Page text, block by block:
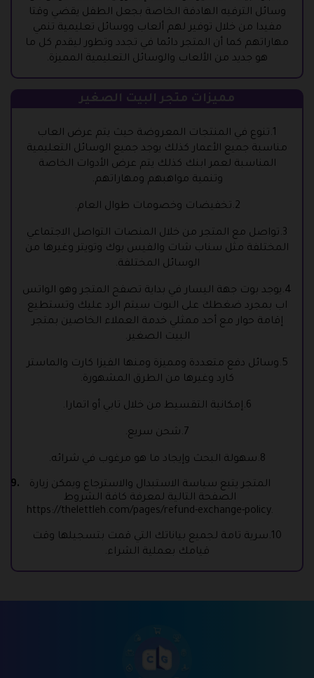
وسائل الترفيه الهادفة الخاصة بجعل الطفل يقضي وقتا
مفيدا من خلال توفير لهم ألعاب ووسائل تعليمية تنمي
مهاراتهم كما أن المتجر دائما في تجدد وتطور ليقدم كل ما
هو جديد من الألعاب والوسائل التعليمية المميزة.
مميزات متجر البيت الصغير
1.تنوع في المنتجات المعروضة حيث يتم عرض العاب
مناسبة جميع الأعمار كذلك يوجد جميع الوسائل التعليمية
المناسبة لعمر ابنك كذلك يتم عرض الأدوات الخاصة
وتنمية مواهبهم ومهاراتهم.
2.تخفيضات وخصومات طوال العام.
3.تواصل مع المتجر من خلال المنصات التواصل الاجتماعي
المختلفة مثل سناب شات والفيس بوك وتويتر وغيرها من
الوسائل المختلفة.
4.يوجد بوت جهة اليسار في بداية تصفح المتجر وهو الواتس
اب بمجرد ضغطك على البوت سيتم الرد عليك وتستطيع
إقامة حوار مع أحد ممثلي خدمة العملاء الخاصين بمتجر
البيت الصغير.
5.وسائل دفع متعددة ومميزة ومنها الفيزا كارت والماستر
كارد وغيرها من الطرق المشهورة.
6.إمكانية التقسيط من خلال تابي أو اتمارا.
7.شحن سريع.
8.سهولة البحث وإيجاد ما هو مرغوب في شرائه.
المتجر يتبع سياسة الاستبدال والاسترجاع ويمكن زيارة
الصفحة التالية لمعرفة كافة الشروط
https://thelettleh.com/pages/refund-exchange-policy.
10.سرية تامة لجميع بياناتك التي قمت بتسجيلها وقت
قيامك بعملية الشراء.